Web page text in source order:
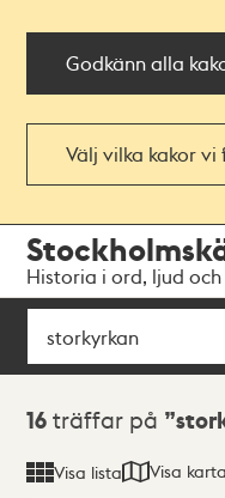
Godkänn alla
Välj vilka kakor
navigationen
huvudinnehållet
Historia i ord, ljud
Sök
Sökresultat
16 träffar på
Visa lista Visa karta